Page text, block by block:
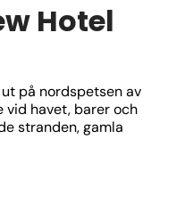
Hotel
på nordspetsen av
vid havet, barer och
stranden, gamla